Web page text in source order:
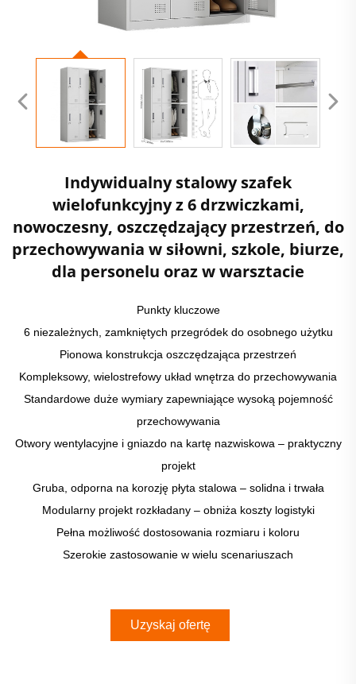
Indywidualny stalowy szafek
wielofunkcyjny z 6 drzwiczkami,
nowoczesny, oszczędzający przestrzeń, do
przechowywania w siłowni, szkole, biurze,
dla personelu oraz w warsztacie
Punkty kluczowe
6 niezależnych, zamkniętych przegródek do osobnego użytku
Pionowa konstrukcja oszczędzająca przestrzeń
Kompleksowy, wielostrefowy układ wnętrza do przechowywania
Standardowe duże wymiary zapewniające wysoką pojemność
przechowywania
Otwory wentylacyjne i gniazdo na kartę nazwiskowa – praktyczny
projekt
Gruba, odporna na korozję płyta stalowa – solidna i trwała
Modularny projekt rozkładany – obniża koszty logistyki
Pełna możliwość dostosowania rozmiaru i koloru
Szerokie zastosowanie w wielu scenariuszach
Uzyskaj ofertę